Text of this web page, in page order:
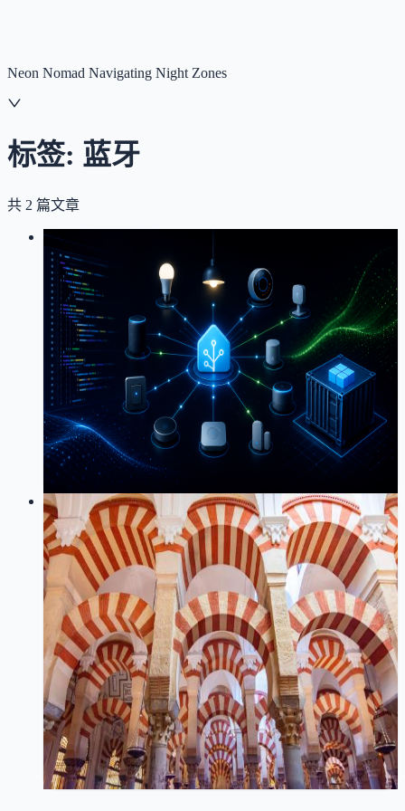
Neon Nomad Navigating Night Zones
标签: 蓝牙
共 2 篇文章
LOG
2026-03-07
记一次Home Assistant自定义集成开
发踩坑
Home Assistant蓝牙 自定义集成智能家居 DockerPython踩
坑记录
记录开发Home Assistant自定义集成时遇到的Python版本
兼容、服务注册、asyncio、EntityCategory等各种坑
LOG
2025-12-10
从微信小程序到-Home-Assistant：
VCX-Knob-智能马桶蓝牙桥接服务开
发实践
技术Node.jsHome Assistant蓝牙智能家居
从微信小程序逆向分析蓝牙协议，开发 Node.js 桥接服
务，将 VCX-Knob 智能马桶集成到 Home Assistant 的完
整实践
154 1